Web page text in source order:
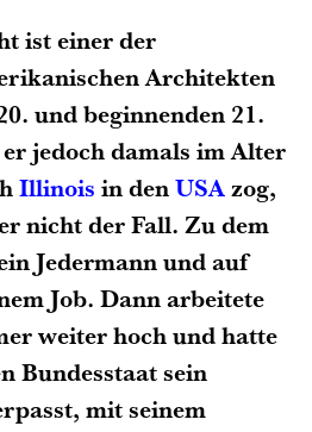
ist einer der
Architekten
und beginnenden 21.
jedoch damals im Alter
Illinois in denUSAzog,
nicht der Fall. Zu dem
Jedermann und auf
Job. Dann arbeitete
weiter hoch und hatte
Bundesstaat sein
mit seinem